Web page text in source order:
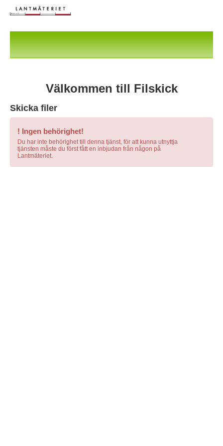
Välkommen till Filskick
Skicka filer
! Ingen behörighet!
Du har inte behörighet till denna tjänst, för att kunna utnyttja
tjänsten måste du först fått en inbjudan från någon på
Lantmäteriet.